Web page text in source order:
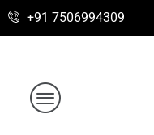
+91 7506994309